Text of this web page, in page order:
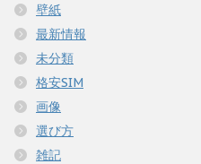
壁紙
最新情報
未分類
格安SIM
画像
選び方
雑記